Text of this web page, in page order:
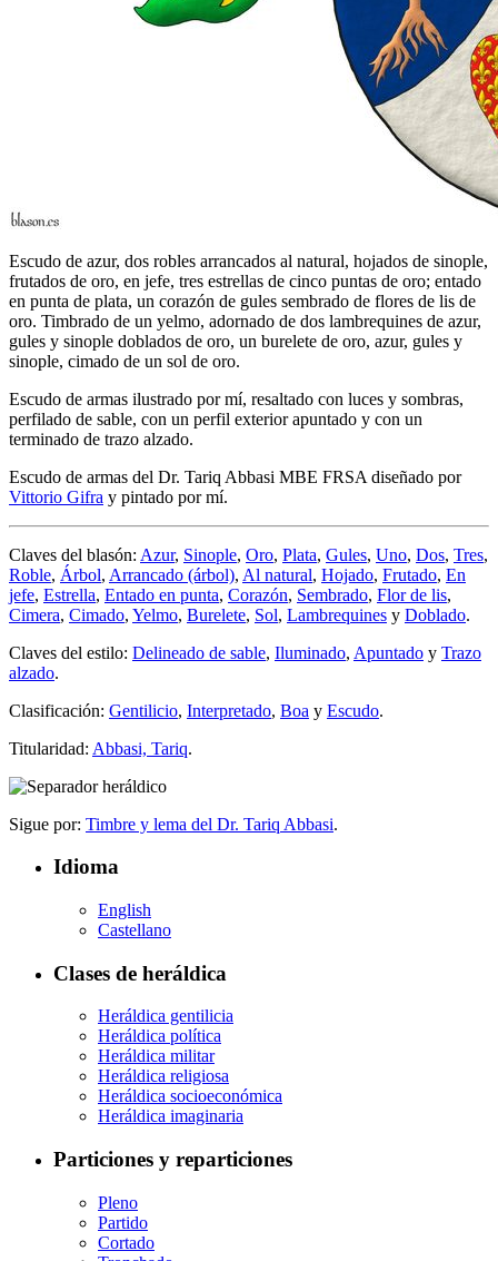
Escudo de azur, dos robles arrancados al natural, hojados de sinople,
frutados de oro, en jefe, tres estrellas de cinco puntas de oro; entado
en punta de plata, un corazón de gules sembrado de flores de lis de
oro. Timbrado de un yelmo, adornado de dos lambrequines de azur,
gules y sinople doblados de oro, un burelete de oro, azur, gules y
sinople, cimado de un sol de oro.
Escudo de armas ilustrado por mí, resaltado con luces y sombras,
perfilado de sable, con un perfil exterior apuntado y con un
terminado de trazo alzado.
Escudo de armas del Dr. Tariq Abbasi MBE FRSA diseñado por
Vittorio Gifra y pintado por mí.
Claves del blasón: Azur, Sinople, Oro, Plata, Gules, Uno, Dos, Tres,
Roble, Árbol, Arrancado (árbol), Al natural, Hojado, Frutado, En
jefe, Estrella, Entado en punta, Corazón, Sembrado, Flor de lis,
Cimera, Cimado, Yelmo, Burelete, Sol, Lambrequines y Doblado.
Claves del estilo: Delineado de sable, Iluminado, Apuntado y Trazo
alzado.
Clasificación: Gentilicio, Interpretado, Boa y Escudo.
Titularidad: Abbasi, Tariq.
Sigue por: Timbre y lema del Dr. Tariq Abbasi.
Idioma
English
Castellano
Clases de heráldica
Heráldica gentilicia
Heráldica política
Heráldica militar
Heráldica religiosa
Heráldica socioeconómica
Heráldica imaginaria
Particiones y reparticiones
Pleno
Partido
Cortado